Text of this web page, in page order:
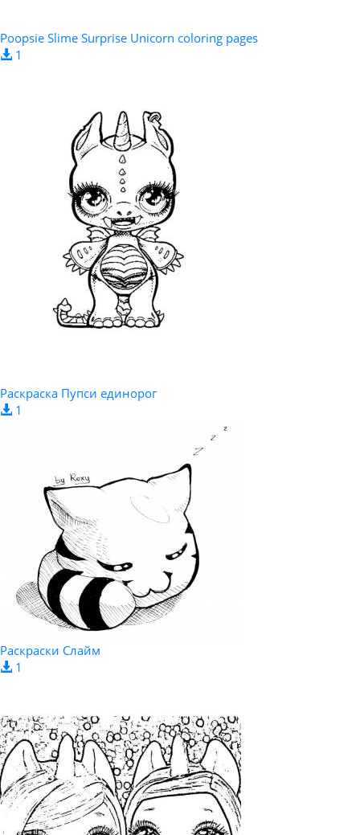
Poopsie Slime Surprise Unicorn coloring pages
1
Раскраска Пупси единорог
1
Раскраски Слайм
1